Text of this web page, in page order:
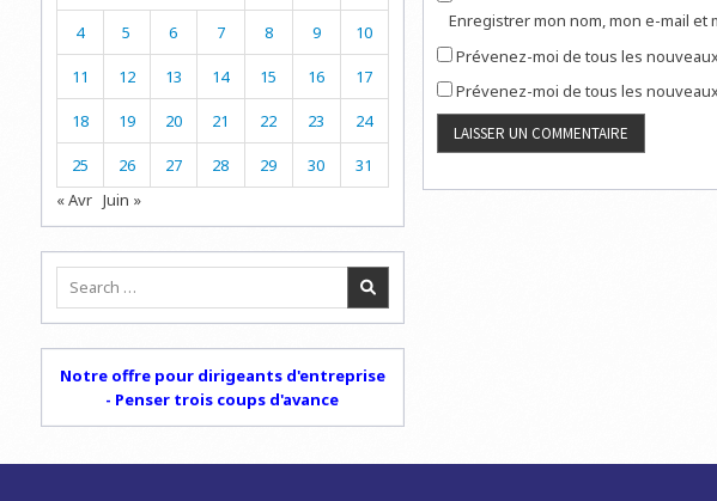
Enregistrer mon nom, mon e-mail
Prévenez-moi de tous les
Prévenez-moi de tous les
4 5 6 7 8 9 10
11 12 13 14 15 16 17
18 19 20 21 22 23 24
25 26 27 28 29 30
31
« Avr Juin »
Search
Notre offre pour dirigeants d'entreprise
- Penser trois coups d'avance